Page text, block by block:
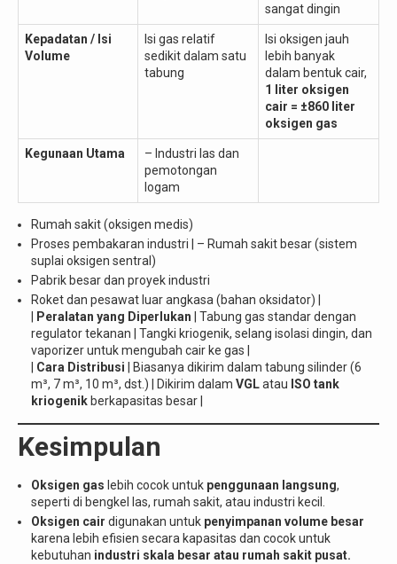
sangat dingin
Kepadatan / Isi
Volume
Isi gas relatif
sedikit dalam satu
tabung
Isi oksigen jauh
lebih banyak
dalam bentuk cair,
1 liter oksigen
cair = ±860 liter
oksigen gas
Kegunaan Utama
– Industri las dan
pemotongan
logam
Rumah sakit (oksigen medis)
Proses pembakaran industri | – Rumah sakit besar (sistem
suplai oksigen sentral)
Pabrik besar dan proyek industri
Roket dan pesawat luar angkasa (bahan oksidator) |
Peralatan yang Diperlukan | Tabung gas standar dengan
regulator tekanan | Tangki kriogenik, selang isolasi dingin, dan
vaporizer untuk mengubah cair ke gas |
Cara Distribusi | Biasanya dikirim dalam tabung silinder (6
m³, 7 m³, 10 m³, dst.) | Dikirim dalam VGLatau ISO tank
kriogenik berkapasitas besar |
Kesimpulan
Oksigen gas lebih cocok untuk penggunaan langsung,
seperti di bengkel las, rumah sakit, atau industri kecil.
Oksigen cair digunakan untuk penyimpanan volume besar
karena lebih efisien secara kapasitas dan cocok untuk
kebutuhan industri skala besar atau rumah sakit pusat.